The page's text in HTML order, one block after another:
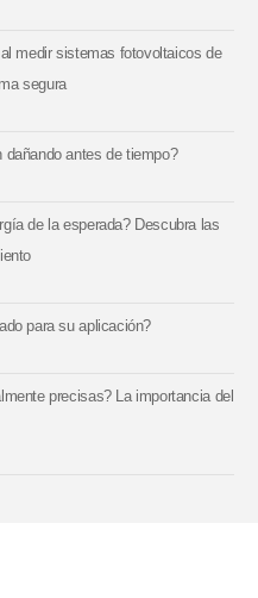
medir sistemas fotovoltaicos de
segura
antes de tiempo?
de la esperada? Descubra las
para su aplicación?
precisas? La importancia del